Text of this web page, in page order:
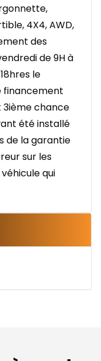
4X4, AWD,
des
de 9H à
le
financement
3ième chance
été installé
de la garantie
sur les
qui